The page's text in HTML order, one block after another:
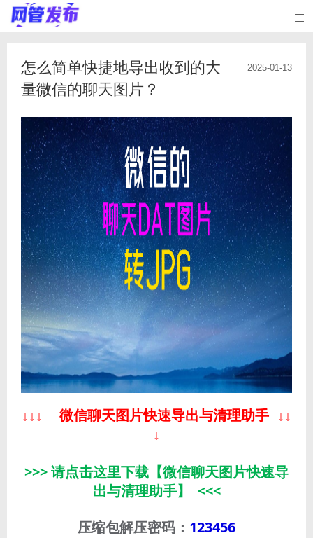

2025-01-13
怎么简单快捷地导出收到的大
量微信的聊天图片？
↓↓↓ 微信聊天图片快速导出与清理助手 ↓↓
↓
>>> 请点击这里下载【微信聊天图片快速导
出与清理助手】 <<<
压缩包解压密码： 123456